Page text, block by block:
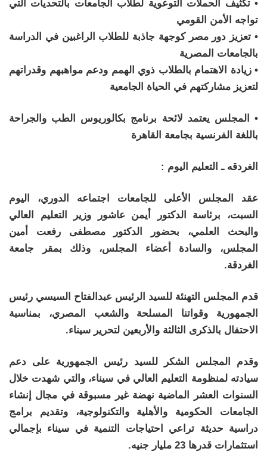
• تكثيف الحملات التوعوية لطلاب الجامعات بالتحديات التي
تواجه الأمن القومي
• تعزيز دور مصر كوجهة جاذبة للطلاب الراغبين في الدراسة
بالجامعات المصرية
• زيادة الاهتمام بالطلاب ذوي الهمم ودعم مواهبهم وقدراتهم
لتعزيز مشاركتهم في الحياة الجامعية
• المجلس يعتمد لائحة برنامج بكالوريوس الطب والجراحة
باللغة الفرنسية بجامعة القاهرة
الغردقه ـ التعليم اليوم :
عقد المجلس الأعلى للجامعات اجتماعه الدوري، اليوم
السبت، برئاسة الدكتور أيمن عاشور وزير التعليم العالي
والبحث العلمي، بحضور الدكتور مصطفى رفعت أمين
المجلس، والسادة أعضاء المجلس، وذلك بمقر جامعة
الغردقة.
قدم المجلس التهنئة للسيد الرئيس عبدالفتاح السيسي رئيس
الجمهورية وقواتنا المسلحة والشعب المصري، بمناسبة
الاحتفال بالذكرى الثالثة والأربعين لتحرير سيناء.
وقدم المجلس الشكر للسيد رئيس الجمهورية على دعم
سيادته لمنظومة التعليم العالي في سيناء، والتي شهدت خلال
السنوات العشر الماضية نهضة غير مسبوقة في مجال إنشاء
الجامعات الحكومية والأهلية والتكنولوجية، وتقديم برامج
دراسية حديثة تراعي احتياجات التنمية في سيناء بإجمالي
استثمارات قدرها 23 مليار جنيه.